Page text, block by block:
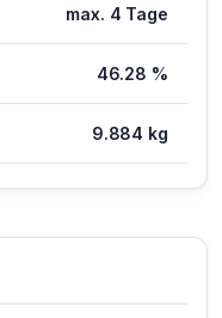
max. 4 Tage
46.28 %
9.884 kg